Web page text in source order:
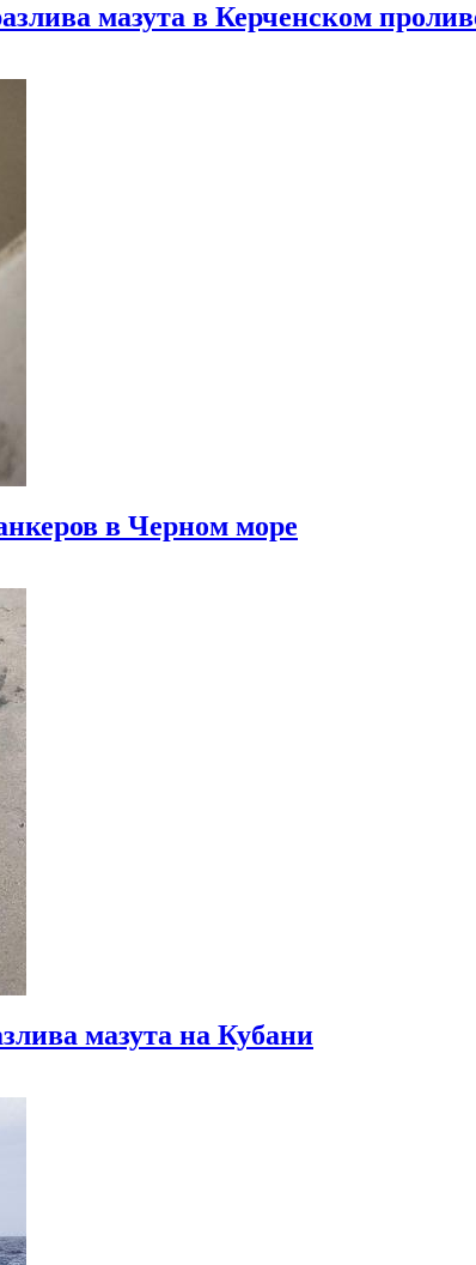
мазута в Керченском
в Черном море
мазута на Кубани